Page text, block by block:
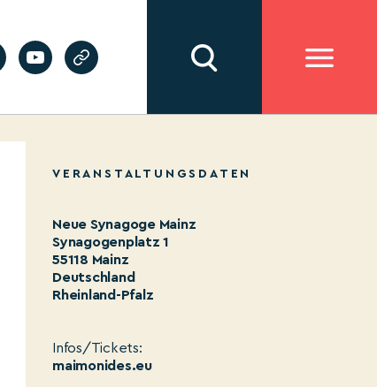
VERANSTALTUNGSDATEN
Neue Synagoge Mainz
Synagogenplatz 1
55118 Mainz
Deutschland
Rheinland-Pfalz
Infos/Tickets:
maimonides.eu